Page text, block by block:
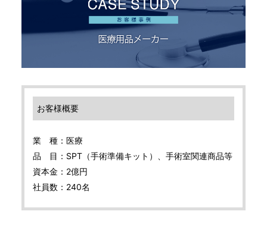
お客様概要
業 種：医療
品 目：SPT（手術準備キット）、手術室関連商品等
資本金：2億円
社員数：240名